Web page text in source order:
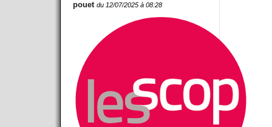
pouet du 12/07/2025 à 08:28